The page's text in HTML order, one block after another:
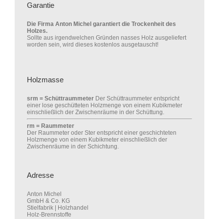
Garantie
Die Firma Anton Michel garantiert die Trockenheit des
Holzes.
Sollte aus irgendwelchen Gründen nasses Holz ausgeliefert
worden sein, wird dieses kostenlos ausgetauscht!
Holzmasse
srm = Schüttraummeter Der Schüttraummeter entspricht
einer lose geschütteten Holzmenge von einem Kubikmeter
einschließlich der Zwischenräume in der Schüttung.
rm = Raummeter
Der Raummeter oder Ster entspricht einer geschichteten
Holzmenge von einem Kubikmeter einschließlich der
Zwischenräume in der Schichtung.
Adresse
Anton Michel
GmbH & Co. KG
Stielfabrik | Holzhandel
Holz-Brennstoffe